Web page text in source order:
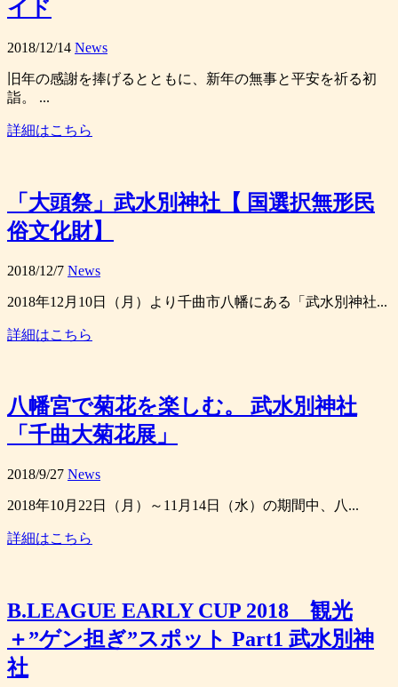
イド
2018/12/14 News
旧年の感謝を捧げるとともに、新年の無事と平安を祈る初
詣。 ...
詳細はこちら
「大頭祭」武水別神社【 国選択無形民
俗文化財】
2018/12/7 News
2018年12月10日（月）より千曲市八幡にある「武水別神社...
詳細はこちら
八幡宮で菊花を楽しむ。 武水別神社
「千曲大菊花展」
2018/9/27 News
2018年10月22日（月）～11月14日（水）の期間中、八...
詳細はこちら
B.LEAGUE EARLY CUP 2018 観光
＋”ゲン担ぎ”スポット Part1 武水別神
社